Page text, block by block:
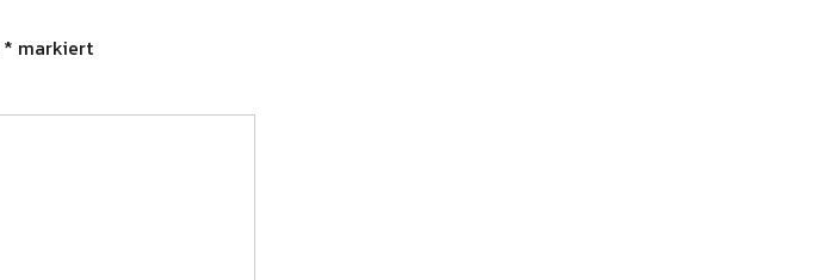
* markiert